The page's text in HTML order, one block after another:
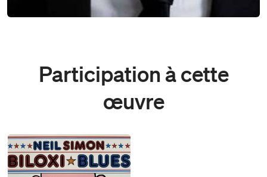
Participation à cette
œuvre